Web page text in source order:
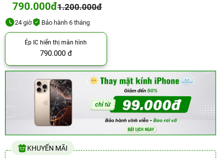
790.000đ1.200.000đ
24 giờ Bảo hành 6 tháng
Ép IC hiển thị màn hình
790.000 đ
KHUYẾN MÃI